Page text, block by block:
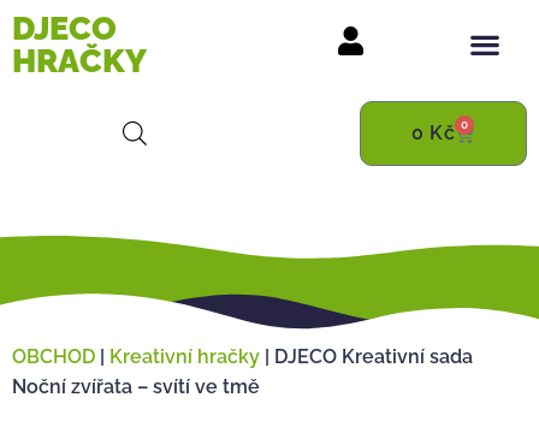
DJECO
HRAČKY
0 Kč 0
OBCHOD | Kreativní hračky | DJECO Kreativní sada
Noční zvířata – svítí ve tmě